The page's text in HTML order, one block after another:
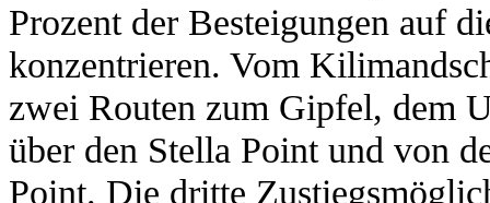
Prozent der Besteigungen auf
konzentrieren. Vom
zwei Routen zum Gipfel, dem
über den Stella Point und von
Point. Die dritte